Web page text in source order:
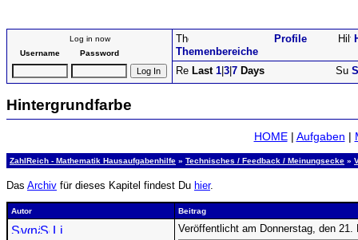
Log in now
Username
Password Themenbereiche
Profile
Last 1 3 7 Days
Hintergrundfarbe
HOME| Aufgaben |
ZahlReich - Mathematik Hausaufgabenhilfe » Technisches / Feedback / Meinungsecke »
Das Archiv für dieses Kapitel findest Du hier.
Autor Beitrag
Veröffentlicht am Donnerstag, den